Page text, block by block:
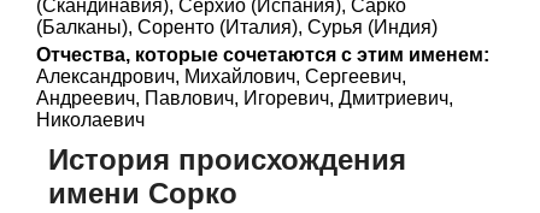
(Скандинавия), Серхио (Испания), Сарко
(Балканы), Соренто (Италия), Сурья (Индия)
Отчества, которые сочетаются с этим именем:
Александрович, Михайлович, Сергеевич,
Андреевич, Павлович, Игоревич, Дмитриевич,
Николаевич
История происхождения
имени Сорко